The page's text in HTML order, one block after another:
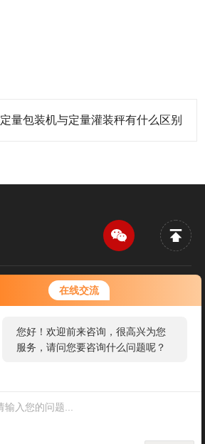
在线交流
您好！欢迎前来咨询，很高兴为您
服务，请问您要咨询什么问题呢？
定量包装机与定量灌装秤有什么区别
传真：FAX